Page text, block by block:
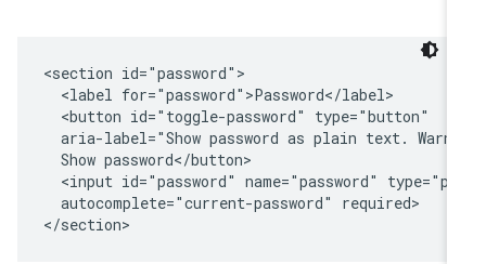
<section id="password">
  <label for="password">Password</label>
  <button id="toggle-password" type="button"
aria-label="Show password as plain text.
  Show password</button>
<input id="password" name="password"
  autocomplete="current-password" required>